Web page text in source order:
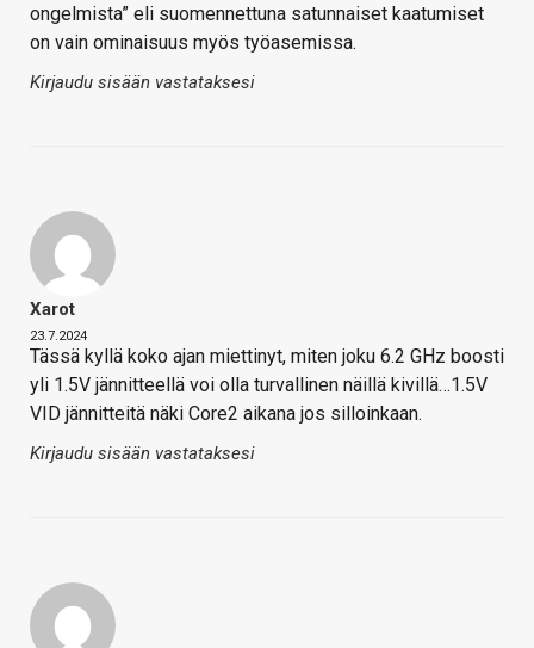
ongelmista” eli suomennettuna satunnaiset kaatumiset
on vain ominaisuus myös työasemissa.
Kirjaudu sisään vastataksesi
Xarot
23.7.2024
Tässä kyllä koko ajan miettinyt, miten joku 6.2 GHz boosti
yli 1.5V jännitteellä voi olla turvallinen näillä kivillä…1.5V
VID jännitteitä näki Core2 aikana jos silloinkaan.
Kirjaudu sisään vastataksesi